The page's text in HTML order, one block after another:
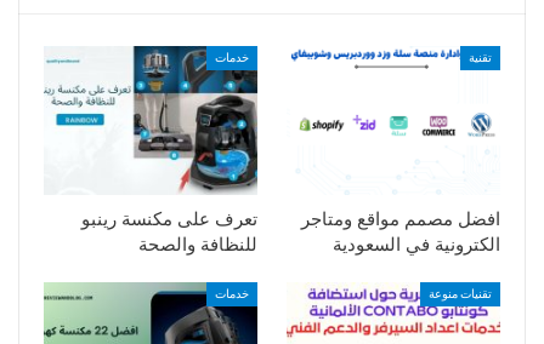
تقنية
افضل مصمم مواقع ومتاجر
الكترونية في السعودية
خدمات
تعرف على مكنسة رينبو
للنظافة والصحة
تقنيات منوعة خدمات